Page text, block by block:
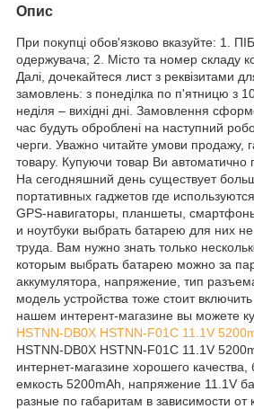
Опис
При покупці обов'язково вказуйте: 1.
одержувача; 2. Місто та номер складу
Далі, дочекайтеся лист з реквізитами
замовлень: з понеділка по п'ятницю з
неділя – вихідні дні. Замовлення
час будуть оброблені на наступний
черги. Уважно читайте умови продажу,
товару. Купуючи товар Ви автоматично
На сегодняшний день существует
портативных гаджетов где
GPS-навигаторы, планшеты,
и ноутбуки выбрать батарею для них
труда. Вам нужно знать только
которым выбрать батарею можно за
аккумулятора, напряжение, тип
модель устройства тоже стоит
нашем интерент-магазине вы можете
HSTNN-DB0X HSTNN-F01C 11.1V
HSTNN-DB0X HSTNN-F01C 11.1V
интернет-магазине хорошего
емкость 5200mAh, напряжение 11.1V
разные по габаритам в зависимости от